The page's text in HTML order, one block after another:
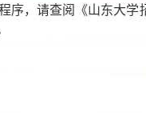
序，请查阅《山东大